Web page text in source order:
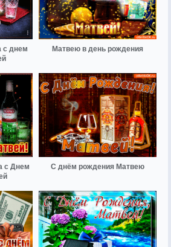
с днем
Матвею в день рождения
с Днем
С днём рождения Матвею